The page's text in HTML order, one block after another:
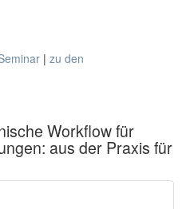
| zu den
Workflow für
aus der Praxis für